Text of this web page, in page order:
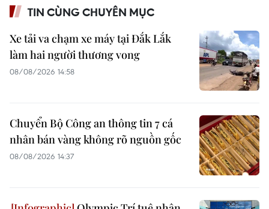
TIN CÙNG CHUYÊN MỤC
Xe tải va chạm xe máy tại Đắk Lắk
làm hai người thương vong
08/08/2026 14:58
Chuyển Bộ Công an thông tin 7 cá
nhân bán vàng không rõ nguồn gốc
08/08/2026 14:37